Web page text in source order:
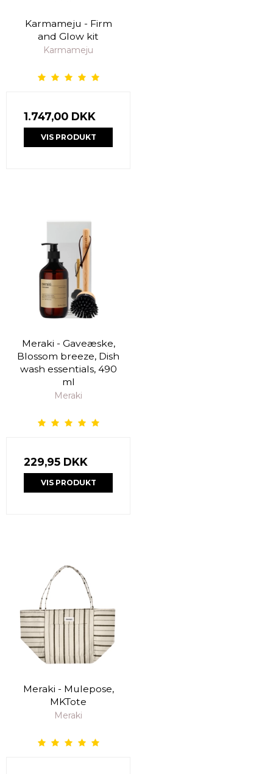
Karmameju - Firm
and Glow kit
Karmameju
1.747,00 DKK
VIS PRODUKT
Meraki - Gaveæske,
Blossom breeze, Dish
wash essentials, 490
ml
Meraki
229,95 DKK
VIS PRODUKT
Meraki - Mulepose,
MKTote
Meraki